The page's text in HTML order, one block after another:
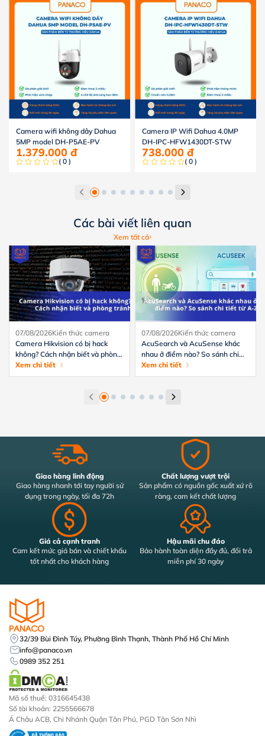
Camera wifi không dây Dahua
5MP model DH-P5AE-PV
1.379.000 đ
( 0 )
Camera IP Wifi Dahua 4.0MP
DH-IPC-HFW1430DT-STW
738.000 đ
( 0 )
Các bài viết liên quan
Xem tất cả
07/08/2026Kiến thức camera
Camera Hikvision có bị hack
không? Cách nhận biết và phòng
tránh hiệu quả
Xem chi tiết
07/08/2026Kiến thức camera
AcuSearch và AcuSense khác
nhau ở điểm nào? So sánh chi
tiết từ A-Z
Xem chi tiết
Giao hàng linh động
Giao hàng nhanh tới tay người sử
dụng trong ngày, tối đa 72h
Chất lượng vượt trội
Sản phẩm có nguồn gốc xuất xứ rõ
ràng, cam kết chất lượng
Giá cả cạnh tranh
Cam kết mức giá bán và chiết khấu
tốt nhất cho khách hàng
Hậu mãi chu đáo
Bảo hành toàn diện đầy đủ, đổi trả
miễn phí 30 ngày
32/39 Bùi Đình Túy, Phường Bình Thạnh, Thành Phố Hồ Chí Minh
info@panaco.vn
0989 352 251
Mã số thuế: 0316645438
Số tài khoản: 2255566678
Á Châu ACB, Chi Nhánh Quận Tân Phú, PGD Tân Sơn Nhì